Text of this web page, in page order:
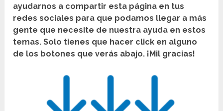
ayudarnos a compartir esta página en tus
redes sociales para que podamos llegar a más
gente que necesite de nuestra ayuda en estos
temas. Solo tienes que hacer click en alguno
de los botones que verás abajo. ¡Mil gracias!